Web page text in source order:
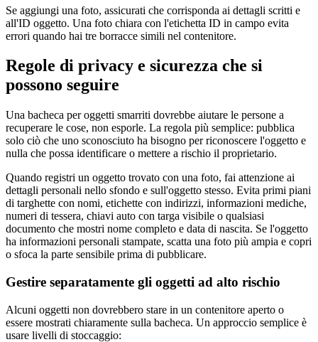
Se aggiungi una foto, assicurati che corrisponda ai dettagli scritti e
all'ID oggetto. Una foto chiara con l'etichetta ID in campo evita
errori quando hai tre borracce simili nel contenitore.
Regole di privacy e sicurezza che si
possono seguire
Una bacheca per oggetti smarriti dovrebbe aiutare le persone a
recuperare le cose, non esporle. La regola più semplice: pubblica
solo ciò che uno sconosciuto ha bisogno per riconoscere l'oggetto e
nulla che possa identificare o mettere a rischio il proprietario.
Quando registri un oggetto trovato con una foto, fai attenzione ai
dettagli personali nello sfondo e sull'oggetto stesso. Evita primi piani
di targhette con nomi, etichette con indirizzi, informazioni mediche,
numeri di tessera, chiavi auto con targa visibile o qualsiasi
documento che mostri nome completo e data di nascita. Se l'oggetto
ha informazioni personali stampate, scatta una foto più ampia e copri
o sfoca la parte sensibile prima di pubblicare.
Gestire separatamente gli oggetti ad alto rischio
Alcuni oggetti non dovrebbero stare in un contenitore aperto o
essere mostrati chiaramente sulla bacheca. Un approccio semplice è
usare livelli di stoccaggio: